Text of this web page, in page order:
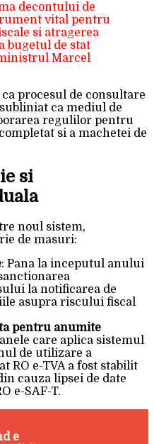
decontului de
vital pentru
si atragerea
bugetul de stat
Marcel
procesul de consultare
ca mediul de
regulilor pentru
si a machetei de
si
noul sistem,
de masuri:
: Pana la inceputul anului
la notificarea de
asupra riscului fiscal
pentru anumite
care aplica sistemul
de utilizare a
RO e-TVA a fost stabilit
cauza lipsei de date
e-SAF-T.
e